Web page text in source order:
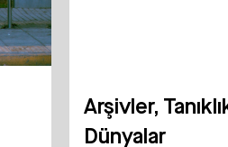
Arşivler,
Dünyalar